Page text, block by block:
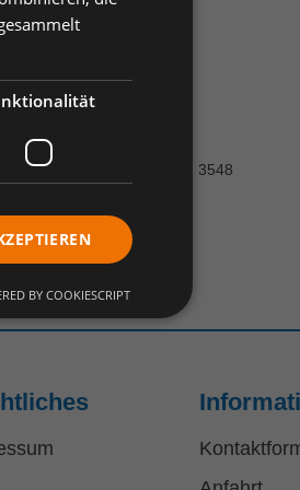
Tragegefühl Größen: 3548
BY COOKIESCRIPT